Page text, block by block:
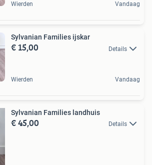
Wierden Vandaag
Sylvanian Families ijskar
€ 15,00 Details
Wierden Vandaag
Sylvanian Families landhuis
€ 45,00 Details